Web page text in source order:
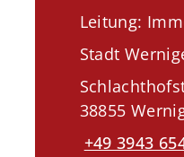
Leitung:
Stadt
38855
+49 3943